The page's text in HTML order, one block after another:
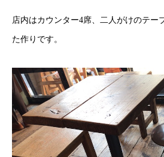
店内はカウンター4席、二人がけのテー
た作りです。